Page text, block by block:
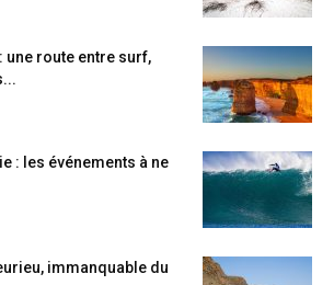
une route entre surf,
: les événements à ne
immanquable du